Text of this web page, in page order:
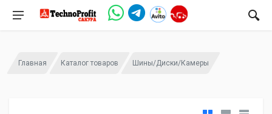
Главная Каталог товаров Шины/Диски/Камеры